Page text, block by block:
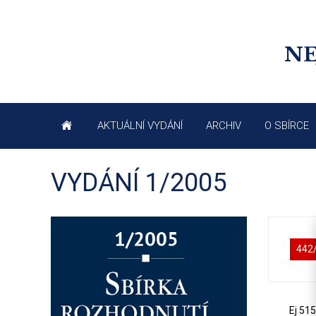
AKTUÁLNÍ VYDÁNÍ ARCHIV O SBÍRCE
VYDÁNÍ 1/2005
442/
Ej